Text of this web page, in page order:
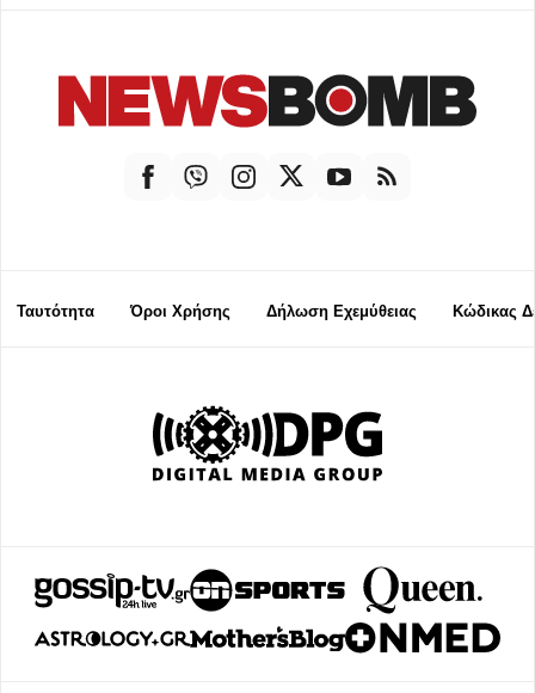
Ταυτότητα Όροι Χρήσης Δήλωση Εχεμύθειας Κώδικας